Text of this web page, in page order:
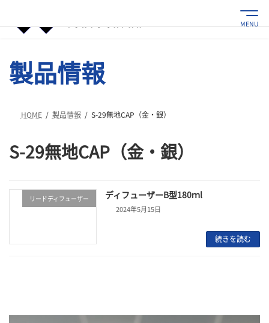
テ
ゲ
製品情報
HOME 製品情報 S-29無地CAP（金・銀）
S-29無地CAP（金・銀）
リードディフューザー ディフューザーB型180ｍl
2024年5月15日
続きを読む
MENU